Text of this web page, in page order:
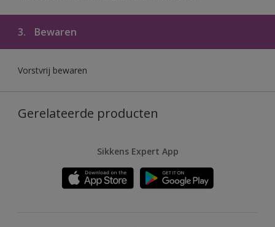
3. Bewaren
Vorstvrij bewaren
Gerelateerde producten
Sikkens Expert App